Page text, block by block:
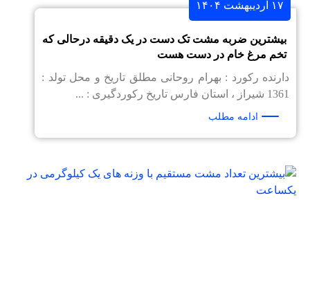
۱۷ اردیبهشت ۱۴۰۴
بیشترین ضربه مشت تک دست در یک دقیقه درحالی که
تخم مرغ خام در دست هست
دارنده رکورد : بهرام روحانی مطلق تاریخ و محل تولد :
1361 شیراز ، استان فارس تاریخ رکوردگیری : ...
ادامه مطلب